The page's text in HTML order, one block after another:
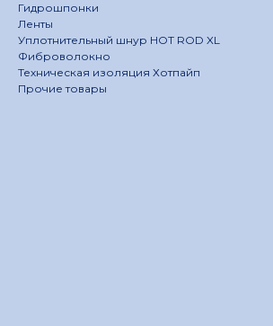
Гидрошпонки
Ленты
Уплотнительный шнур HOT ROD XL
Фиброволокно
Техническая изоляция Хотпайп
Прочие товары